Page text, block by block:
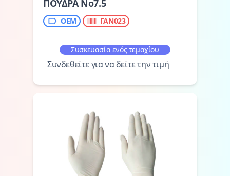
ΠΟΥΔΡΑ Νο7.5
ΟΕΜ ΓΑΝ023
Συσκευασία ενός τεμαχίου
Συνδεθείτε για να δείτε την τιμή